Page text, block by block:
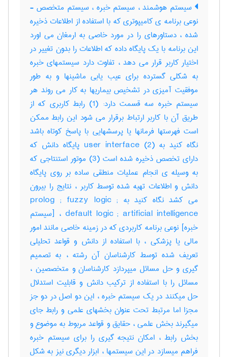
سیستم هوشمند ، سیستم خبره ، سیستم متخصص -
نوعی برنامه ی کامیپوتری که با استفاده از اطلاعات ذخیره
شده ، دستاورهای را در مورد خاصی به ارمغان می اورد
این برنامه با یک پایگاه داده که اطلاعات را بدون تغییر در
اختیار کاربر قرار می دهد ، تفاوت دارد سیستمهای خبره
به شکلی گسترده برای عیب یابی ماشینها و به طور
موفقیت آمیزی در تشخیص بیماریها به کار می روند هر
سیستم خبره سه قسمت دارد: (1) رابط کاربری که از
طریق آن با کاربر ارتباط برقرار می شود این رابط ممکن
است فهرستها فرمانها یا پرسشهایی با پاسخ کوتاه باشد
نگاه کنید به user interface (2) پایگاه دانش که
دارای تخصص ذخیره شده است (3) موتور استنتاجی که
به وسیله ی انجام عملیات منطقی ساده بر روی پایگاه
دانش و اطلاعات تهیه شده توسط کاربر ، نتایج را بیرون
می کشد نگاه کنید به prolog ; fuzzy logic ;
default logic ; artificial intelligence ، [سیستم
خبره] نوعی برنامه کاربردی که در زمینه خاصی مانند امور
مالی یا پزشکی ، با استفاده از دانش و قواعد تحلیلی
تعریف شده توسط کارشناسان آن رشته ، به تصمیم
گیری و حل مسائل میپردازد کارشناسان و متخصصین ،
مسائل را با استفاده از ترکیب دانش و قابلیت استدلال
حل میکنند در یک سیستم خبره ، این دو اصل در دو جز
مجزا اما مرتبط تحت عنوان بخشهای علمی و رابط جای
میگیرند بخش علمی ، حقایق و قواعد مربوط به موضوع و
بخش رابط ، امکان نتیجه گیری را برای سیستم خبره
فراهم میسازد در این سیستمها ، ابزار دیگری نیز به شکل